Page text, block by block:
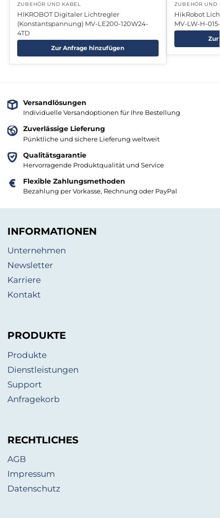
ZUBEHÖR UND KABEL
HIKROBOT Digitaler Lichtregler
(Konstantspannung) MV-LE200-120W24-
4TD
Zur Anfrage hinzufügen
ZUBEHÖR UND
HikRobot
MV-LW-H-
Versandlösungen
Individuelle Versandoptionen für Ihre Bestellung
Zuverlässige Lieferung
Pünktliche und sichere Lieferung weltweit
Qualitätsgarantie
Hervorragende Produktqualität und Service
Flexible Zahlungsmethoden
Bezahlung per Vorkasse, Rechnung oder PayPal
INFORMATIONEN
Unternehmen
Newsletter
Karriere
Kontakt
PRODUKTE
Produkte
Dienstleistungen
Support
Anfragekorb
RECHTLICHES
AGB
Impressum
Datenschutz